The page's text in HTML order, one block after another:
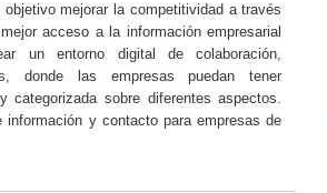
mejorar la competitividad a través
acceso a la información empresarial
un entorno digital de colaboración,
donde las empresas puedan tener
categorizada sobre diferentes aspectos.
información y contacto para empresas de